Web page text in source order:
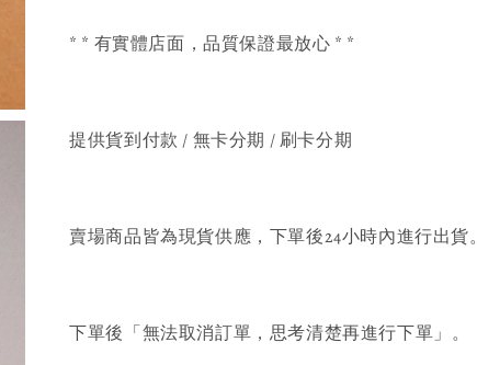
* * 有實體店面，品質保證最放心 * *
提供貨到付款 / 無卡分期 / 刷卡分期
賣場商品皆為現貨供應，下單後24小時內進行出貨。
下單後「無法取消訂單，思考清楚再進行下單」。